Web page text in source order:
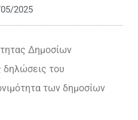
2025
Δημοσίων
του
των δημοσίων